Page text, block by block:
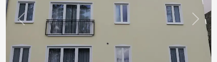
Previous Next